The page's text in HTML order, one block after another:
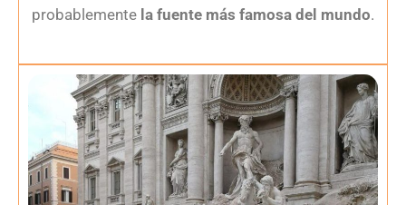
probablemente la fuente más famosa del mundo.